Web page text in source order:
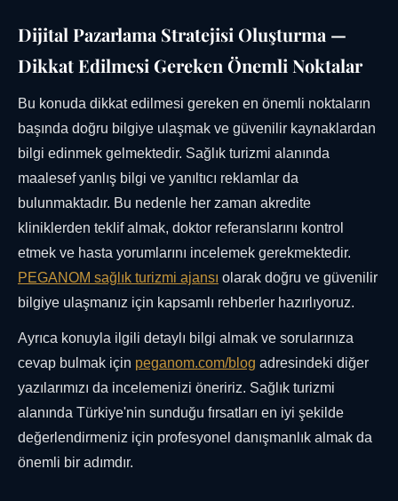
Dijital Pazarlama Stratejisi Oluşturma —
Dikkat Edilmesi Gereken Önemli Noktalar
Bu konuda dikkat edilmesi gereken en önemli noktaların
başında doğru bilgiye ulaşmak ve güvenilir kaynaklardan
bilgi edinmek gelmektedir. Sağlık turizmi alanında
maalesef yanlış bilgi ve yanıltıcı reklamlar da
bulunmaktadır. Bu nedenle her zaman akredite
kliniklerden teklif almak, doktor referanslarını kontrol
etmek ve hasta yorumlarını incelemek gerekmektedir.
PEGANOM sağlık turizmi ajansı olarak doğru ve güvenilir
bilgiye ulaşmanız için kapsamlı rehberler hazırlıyoruz.
Ayrıca konuyla ilgili detaylı bilgi almak ve sorularınıza
cevap bulmak için peganom.com/blog adresindeki diğer
yazılarımızı da incelemenizi öneririz. Sağlık turizmi
alanında Türkiye'nin sunduğu fırsatları en iyi şekilde
değerlendirmeniz için profesyonel danışmanlık almak da
önemli bir adımdır.